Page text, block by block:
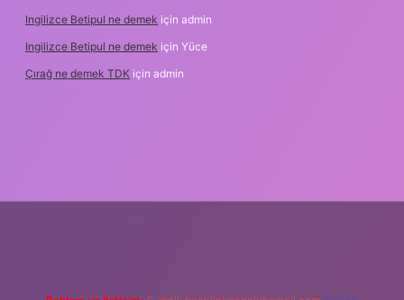
Ingilizce Betipul ne demek için admin
Ingilizce Betipul ne demek için Yüce
Çırağ ne demek TDK için admin